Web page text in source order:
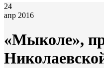
24
апр 2016
«Мыколе»,